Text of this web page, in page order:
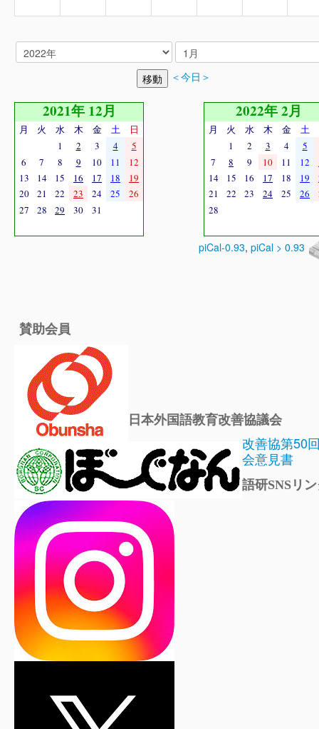
＜今日＞
2021年 12月
月 火 水 木 金 土
日
1
2 3 4
5
6
7 8 9 10 11
12
13
14 15 16 17 18
19
20
21 22 23 24 25
26
27
28 29 30 31
2022年 2月
月 火 水 木 金 土
1
2 3 4
5
7
8 9 10 11 12
14
15 16 17 18 19
21
22 23 24 25 26
28
piCal-0.93, piCal > 0.93
賛助会員
日本外国語教育改善協議会
改善協第50
会意見書
語研SNSリ